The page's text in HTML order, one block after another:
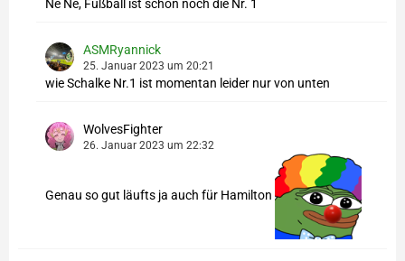
Ne Ne, Fußball ist schon noch die Nr. 1
ASMRyannick
25. Januar 2023 um 20:21
wie Schalke Nr.1 ist momentan leider nur von unten
WolvesFighter
26. Januar 2023 um 22:32
Genau so gut läufts ja auch für Hamilton